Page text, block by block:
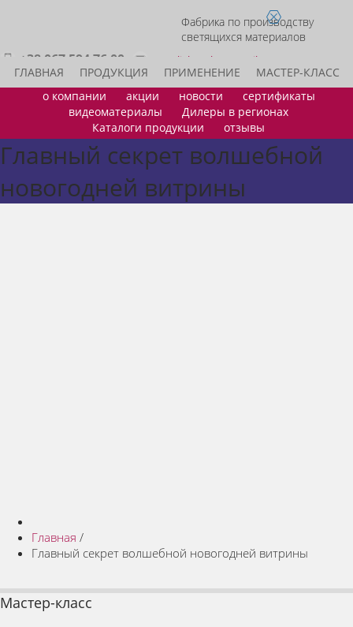
Фабрика по производству
светящихся материалов
+38 067 594 76 00 acmelight.sales@gmail.com
ГЛАВНАЯ ПРОДУКЦИЯ ПРИМЕНЕНИЕ МАСТЕР-КЛАСС
ИДЕИ ДЛЯ БИЗНЕСА СТАТЬ ДИЛЕРОМ КОНТАКТЫ
о компании акции новости
сертификаты
видеоматериалы
Дилеры в регионах
Каталоги продукции
отзывы
Главный секрет волшебной
новогодней витрины
Главная /
Главный секрет волшебной новогодней витрины
Мастер-класс